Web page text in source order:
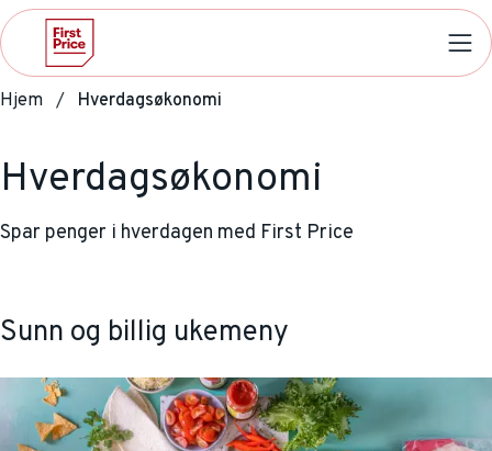
Hjem Hverdagsøkonomi
Hverdagsøkonomi
Spar penger i hverdagen med First Price
Sunn og billig ukemeny